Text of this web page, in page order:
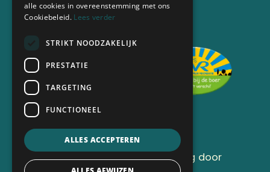
Aangesloten bij
©2026| Website ontwikkeling door
alle cookies in overeenstemming met ons
Cookiebeleid. Lees verder
STRIKT NOODZAKELIJK
PRESTATIE
TARGETING
FUNCTIONEEL
ALLES ACCEPTEREN